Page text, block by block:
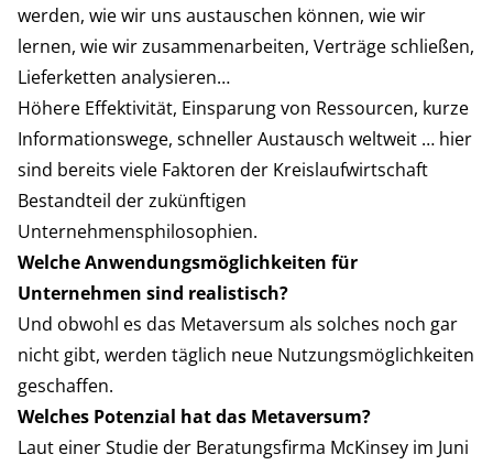
werden, wie wir uns austauschen können, wie wir
lernen, wie wir zusammenarbeiten, Verträge schließen,
Lieferketten analysieren…
Höhere Effektivität, Einsparung von Ressourcen, kurze
Informationswege, schneller Austausch weltweit … hier
sind bereits viele Faktoren der Kreislaufwirtschaft
Bestandteil der zukünftigen
Unternehmensphilosophien.
Welche Anwendungsmöglichkeiten für
Unternehmen sind realistisch?
Und obwohl es das Metaversum als solches noch gar
nicht gibt, werden täglich neue Nutzungsmöglichkeiten
geschaffen.
Welches Potenzial hat das Metaversum?
Laut einer Studie der Beratungsfirma McKinsey im Juni